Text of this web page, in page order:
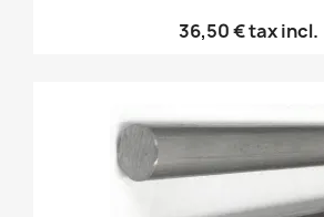
36,50 €tax incl.